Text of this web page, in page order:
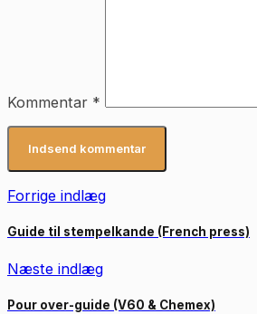
Kommentar *
Forrige indlæg
Guide til stempelkande (French press)
Næste indlæg
Pour over-guide (V60 & Chemex)